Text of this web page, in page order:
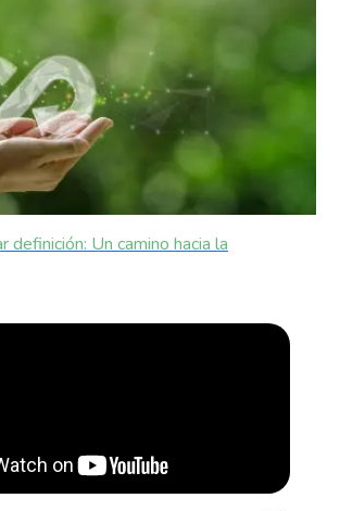
definición: Un camino hacia la